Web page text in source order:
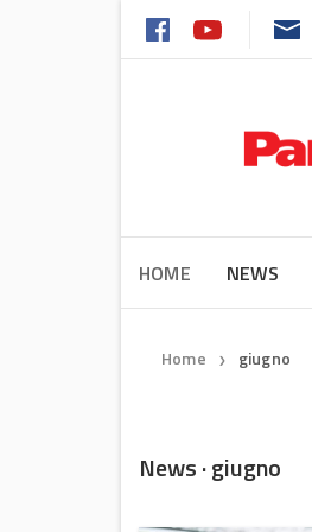
HOME NEWS
Home ❯ giugno
News · giugno